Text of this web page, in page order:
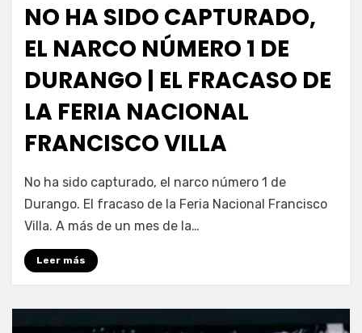
NO HA SIDO CAPTURADO,
EL NARCO NÚMERO 1 DE
DURANGO | EL FRACASO DE
LA FERIA NACIONAL
FRANCISCO VILLA
por Fernando Miranda Servín
No ha sido capturado, el narco número 1 de
Durango. El fracaso de la Feria Nacional Francisco
Villa. A más de un mes de la…
Leer más